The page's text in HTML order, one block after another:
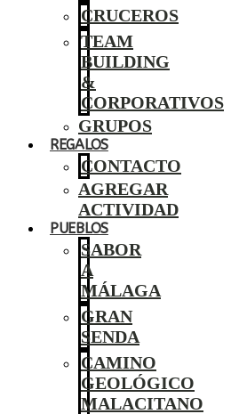
CRUCEROS
TEAM
BUILDING
&
CORPORATIVOS
GRUPOS
REGALOS
CONTACTO
AGREGAR
ACTIVIDAD
PUEBLOS
SABOR
A
MÁLAGA
GRAN
SENDA
CAMINO
GEOLÓGICO
MALACITANO